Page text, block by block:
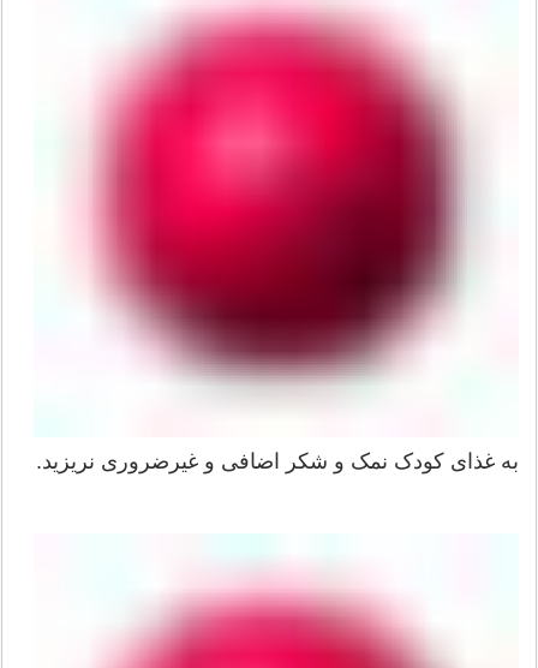
به غذای کودک نمک و شکر اضافی و غیرضروری نریزید.